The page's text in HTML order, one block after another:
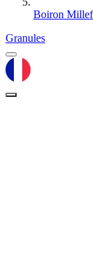
Boiron
Granules